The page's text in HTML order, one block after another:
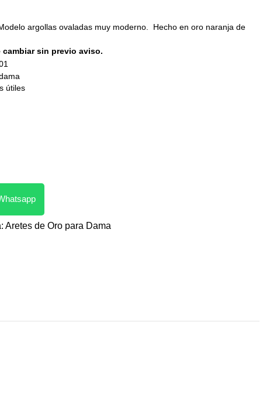
argollas ovaladas muy moderno. Hecho en oro naranja de
sin previo aviso.
útiles
Aretes de Oro para Dama